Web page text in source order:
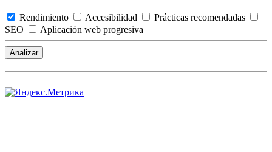
Rendimiento Accesibilidad
Prácticas recomendadas
SEO
Aplicación web progresiva
Analizar